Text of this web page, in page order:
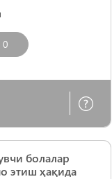
0
болалар
этиш ҳақида